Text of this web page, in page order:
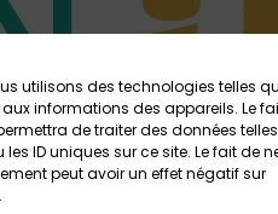
utilisons des technologies telles
informations des appareils. Le
de traiter des données telles
ID uniques sur ce site. Le fait de
peut avoir un effet négatif sur